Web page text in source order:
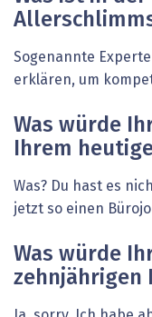
Sogenannte
erklären, um
Was würde
Ihrem
Was? Du hast es
jetzt so einen
Was würde
zehnjährigen